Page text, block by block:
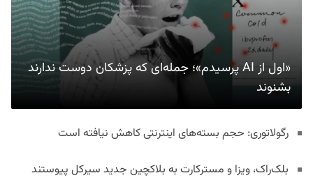
«اول از AI پرسیدم»؛ جمله‌ای که پزشکان دوست ندارند
بشنوند
رگولاتوری: حجم بسته‌های اینترنتی کاهش نیافته است
بلک‌راک، ویزا و مسترکارت به بلاکچین جدید سیرکل پیوستند